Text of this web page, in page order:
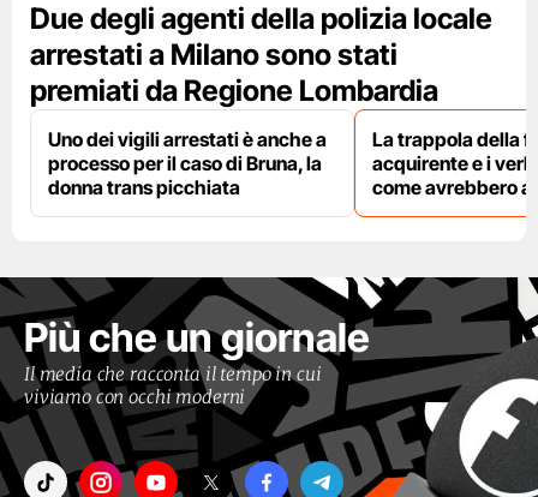
Due degli agenti della polizia locale
arrestati a Milano sono stati
premiati da Regione Lombardia
Uno dei vigili arrestati è anche a
processo per il caso di Bruna, la
donna trans picchiata
La trappola della
acquirente e i
come avrebbero
Più che un giornale
Il media che racconta il tempo in cui
viviamo con occhi moderni